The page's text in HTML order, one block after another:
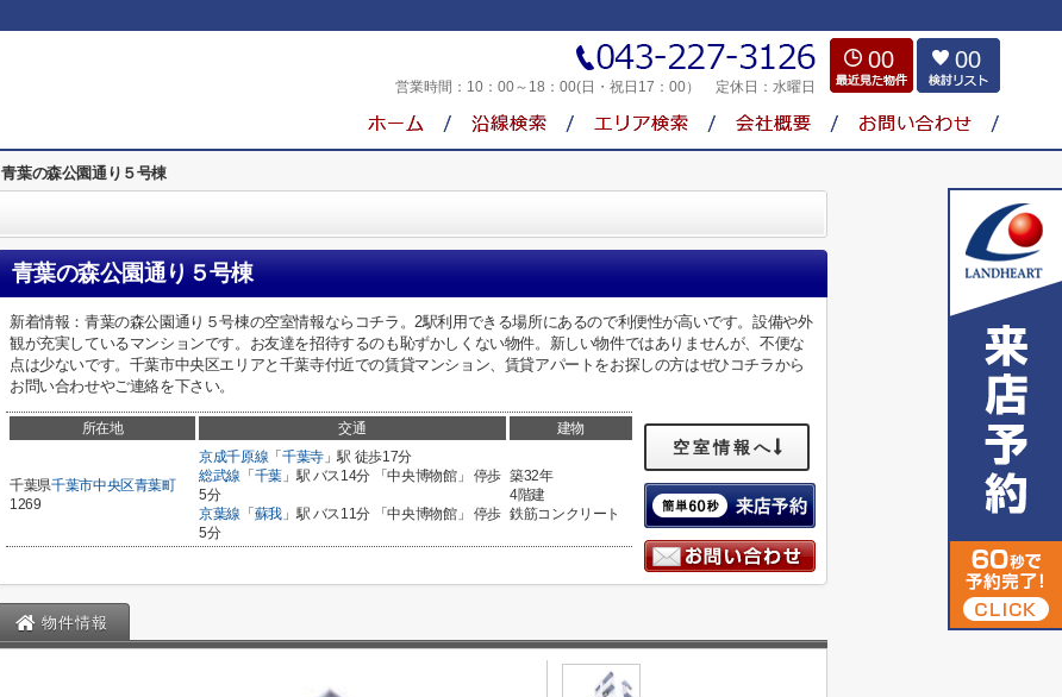
営業時間： 10：00～18：00(日・祝日17：00） 定休日： 水曜日
00 00
青葉の森公園通り５号棟
青葉の森公園通り５号棟
新着情報：青葉の森公園通り５号棟の空室情報ならコチラ。2駅利用できる場所にあるので利便性が高いです。設備や外
観が充実しているマンションです。お友達を招待するのも恥ずかしくない物件。新しい物件ではありませんが、不便な
点は少ないです。千葉市中央区エリアと千葉寺付近での賃貸マンション、賃貸アパートをお探しの方はぜひコチラから
お問い合わせやご連絡を下さい。
所在地 交通 建物
千葉県千葉市中央区青葉町
1269
京成千原線 「 千葉寺」駅 徒歩17分
総武線 「 千葉」駅 バス14分 「中央博物館」 停歩
5分
京葉線 「 蘇我」駅 バス11分 「中央博物館」 停歩
5分
築32年
4階建
鉄筋コンクリート
空室情報へ
物件情報